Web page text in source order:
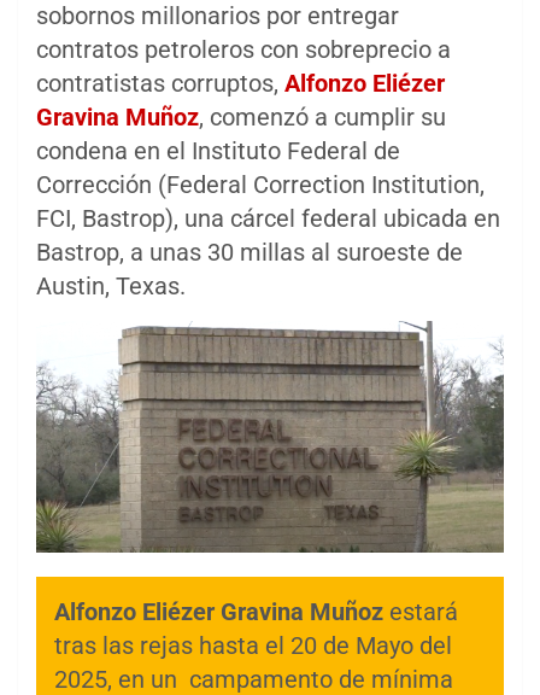
sobornos millonarios por entregar
contratos petroleros con sobreprecio a
contratistas corruptos, Alfonzo Eliézer
Gravina Muñoz, comenzó a cumplir su
condena en el Instituto Federal de
Corrección (Federal Correction Institution,
FCI, Bastrop), una cárcel federal ubicada en
Bastrop, a unas 30 millas al suroeste de
Austin, Texas.
Alfonzo Eliézer Gravina Muñoz estará
tras las rejas hasta el 20 de Mayo del
2025, en un campamento de mínima